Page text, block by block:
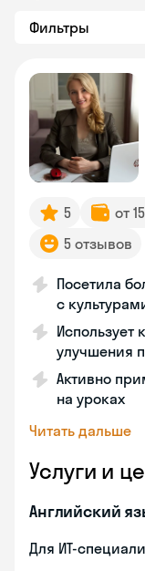
Фильтры
5 от
5 отзывов
Посетила
с
Использует
улучшения
Активно
на уроках
Читать дальше
Услуги и
Английский
Для ИТ-